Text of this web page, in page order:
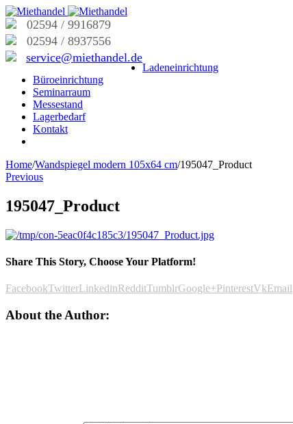
02594 / 9916879
02594 / 8937556
service@miethandel.de
Ladeneinrichtung
Büroeinrichtung
Seminarraum
Messestand
Lagerbedarf
Kontakt
Home/Wandspiegel modern 105x64 cm/195047_Product
Previous
195047_Product
Share This Story, Choose Your Platform!
FacebookTwitterLinkedinRedditTumblrGoogle+PinterestVkEmail
About the Author: